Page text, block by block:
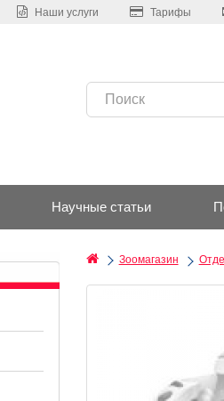
Наши услуги Тарифы
Научные статьи
Зоомагазин